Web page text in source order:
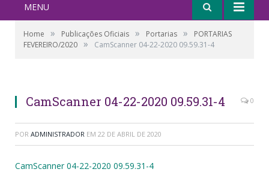
MENU
Home » Publicações Oficiais » Portarias »
PORTARIAS
FEVEREIRO/2020 » CamScanner 04-22-2020 09.59.31-4
CamScanner 04-22-2020 09.59.31-4 0
POR ADMINISTRADOR EM 22 DE ABRIL DE 2020
CamScanner 04-22-2020 09.59.31-4